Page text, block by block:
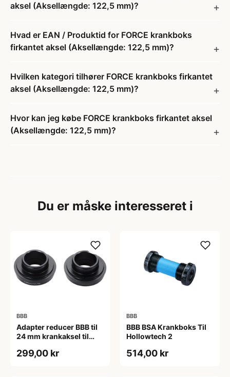
aksel (Aksellængde: 122,5 mm)?
Hvad er EAN / Produktid for FORCE krankboks
firkantet aksel (Aksellængde: 122,5 mm)?
Hvilken kategori tilhører FORCE krankboks firkantet
aksel (Aksellængde: 122,5 mm)?
Hvor kan jeg købe FORCE krankboks firkantet aksel
(Aksellængde: 122,5 mm)?
Du er måske interesseret i
BBB
Adapter reducer BBB til
24 mm krankaksel til
299,00 kr
BBB
BBB BSA Krankboks Til
Hollowtech 2
514,00 kr